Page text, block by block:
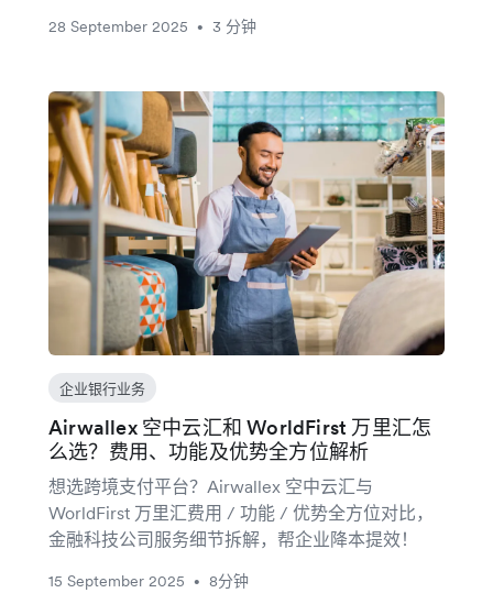
28 September 2025 • 3 分钟
企业银行业务
Airwallex 空中云汇和 WorldFirst 万里汇怎
么选？费用、功能及优势全方位解析
想选跨境支付平台？Airwallex 空中云汇与
WorldFirst 万里汇费用 / 功能 / 优势全方位对比，
金融科技公司服务细节拆解，帮企业降本提效！
15 September 2025 • 8分钟